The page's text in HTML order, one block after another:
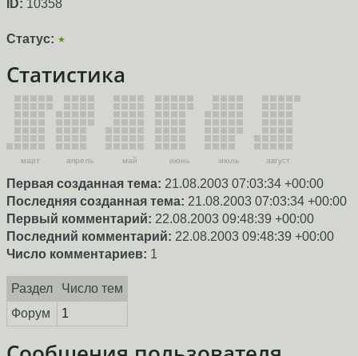
ID: 10358
Статус: ★
Статистика
март апрель май июнь июль август
Первая созданная тема: 21.08.2003 07:03:34 +00:00
Последняя созданная тема: 21.08.2003 07:03:34 +00:00
Первый комментарий: 22.08.2003 09:48:39 +00:00
Последний комментарий: 22.08.2003 09:48:39 +00:00
Число комментариев: 1
Раздел
Число тем
Форум
1